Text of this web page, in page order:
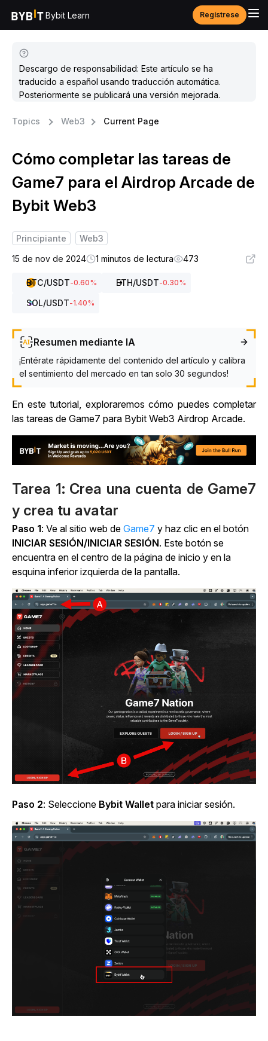
Bybit Learn Regístrese
Descargo de responsabilidad: Este artículo se ha
traducido a español usando traducción automática.
Posteriormente se publicará una versión mejorada.
Topics Web3 Current Page
Cómo completar las tareas de
Game7 para el Airdrop Arcade de
Bybit Web3
Principiante
Web3
15 de nov de 2024
1 minutos de lectura 473
BTC/USDT-0.60% ETH/USDT-0.30%
SOL/USDT-1.40%
Resumen mediante IA
¡Entérate rápidamente del contenido del artículo y calibra
el sentimiento del mercado en tan solo 30 segundos!
En este tutorial, exploraremos cómo puedes completar
las tareas de Game7 para Bybit Web3 Airdrop Arcade.
Tarea 1: Crea una cuenta de Game7
y crea tu avatar
Paso 1: Ve al sitio web de Game7 y haz clic en el botón
INICIAR SESIÓN/INICIAR SESIÓN. Este botón se
encuentra en el centro de la página de inicio y en la
esquina inferior izquierda de la pantalla.
Paso 2: Seleccione Bybit Wallet para iniciar sesión.